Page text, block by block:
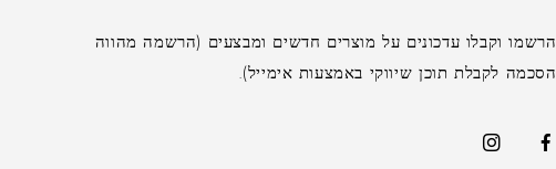
הרשמו וקבלו עדכונים על מוצרים חדשים ומבצעים (הרשמה מהווה
הסכמה לקבלת תוכן שיווקי באמצעות אימייל).